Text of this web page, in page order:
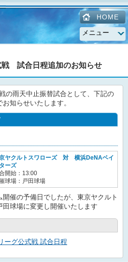
HOME
戦 試合日程追加のお知らせ
の雨天中止振替試合として、下記の
知らせいたします。
ヤクルトスワローズ 対 横浜DeNAベイ
ーズ
開始：13:00
球場：戸田球場
催の予備日でしたが、東京ヤクルト
球場に変更し開催いたします
ーグ公式戦 試合日程